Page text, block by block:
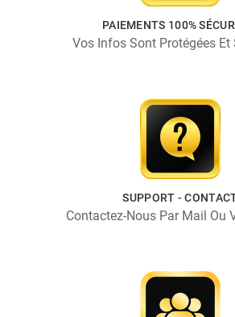
PAIEMENTS 100%
Vos Infos Sont Protégées Et
SUPPORT -
Contactez-Nous Par Mail Ou